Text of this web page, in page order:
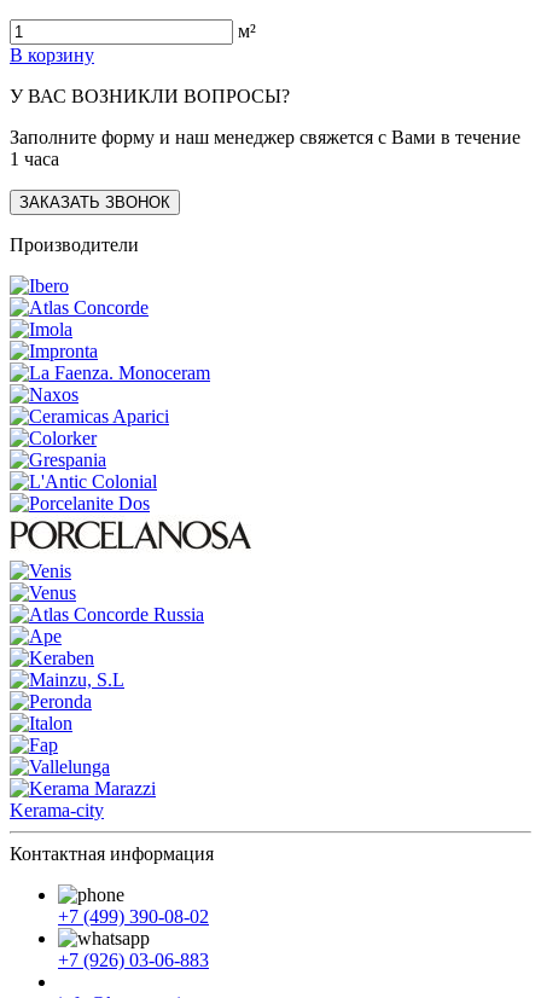
м²
В корзину
У ВАС ВОЗНИКЛИ ВОПРОСЫ?
Заполните форму и наш менеджер свяжется с Вами в течение
1 часа
ЗАКАЗАТЬ ЗВОНОК
Производители
Kerama-city
Контактная информация
+7 (499) 390-08-02
+7 (926) 03-06-883